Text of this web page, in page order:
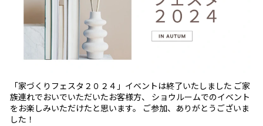
「家づくりフェスタ２０２４」イベントは終了いたしました ご家
族連れでおいでいただいたお客様方、 ショウルームでのイベント
をお楽しみいただけたと思います。 ご参加、ありがとうございま
した！